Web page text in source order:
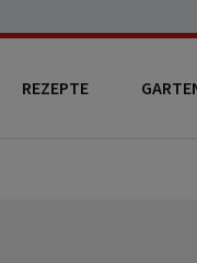
REZEPTE